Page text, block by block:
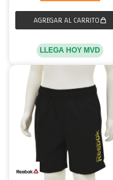
LLEGA HOY MVD